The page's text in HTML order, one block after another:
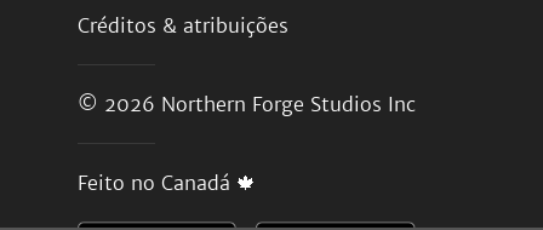
Créditos & atribuições
© 2026 Northern Forge Studios Inc
Feito no Canadá 🍁